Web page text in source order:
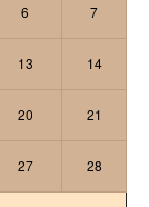
6 7
13 14
20 21
27 28